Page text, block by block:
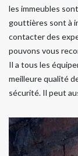
les immeubles
gouttières sont à
contacter des
pouvons vous
Il a tous les
meilleure qualité
sécurité. Il peut